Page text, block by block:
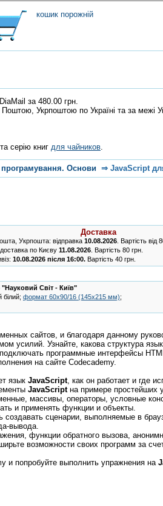
кошик порожній
за 480.00 грн.
Укрпоштою по Україні та за межі
та серію книг для чайников
Основи ⇒ JavaScript
Доставка
Укрпошта: відправка 10.08.2026 . Вартість від
по Києву 11.08.2026 . Вартість 80 грн.
10.08.2026 після 16:00. Вартість 40 грн.
Світ - Київ"
формат 60х90/16 (145х215 мм);
сайтов, и благодаря данному
усилий. Узнайте, какова структура
программные интерфейсы
на сайте Codecademy.
язык JavaScript, как он работает и где
JavaScriptна примере простейших
массивы, операторы, условные
и применять функции и объекты.
сценарии, выполняемые в
вывода.
функции обратного вызова,
возможности своих программ за
и попробуйте выполнить упражнения на